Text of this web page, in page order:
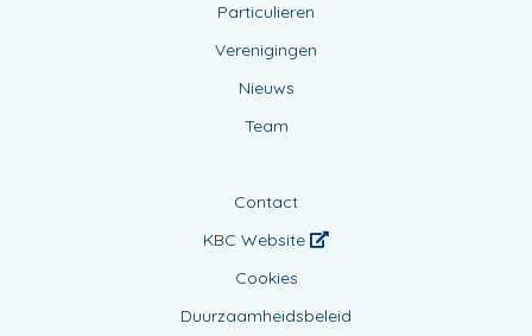
Particulieren
Verenigingen
Nieuws
Team
Contact
KBC Website
Cookies
Duurzaamheidsbeleid